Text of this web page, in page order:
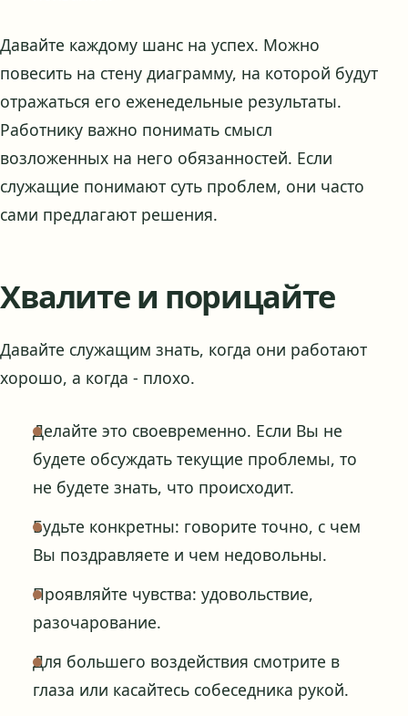
Давайте каждому шанс на успех. Можно
повесить на стену диаграмму, на которой будут
отражаться его еженедельные результаты.
Работнику важно понимать смысл
возложенных на него обязанностей. Если
служащие понимают суть проблем, они часто
сами предлагают решения.
Хвалите и порицайте
Давайте служащим знать, когда они работают
хорошо, а когда - плохо.
Делайте это своевременно. Если Вы не
будете обсуждать текущие проблемы, то
не будете знать, что происходит.
Будьте конкретны: говорите точно, с чем
Вы поздравляете и чем недовольны.
Проявляйте чувства: удовольствие,
разочарование.
Для большего воздействия смотрите в
глаза или касайтесь собеседника рукой.